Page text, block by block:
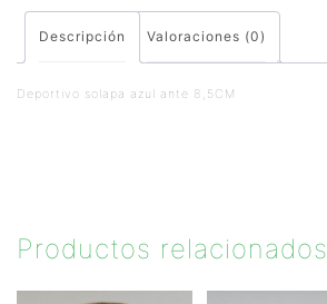
Descripción Valoraciones (0)
Deportivo solapa azul ante 8,5CM
Productos relacionados